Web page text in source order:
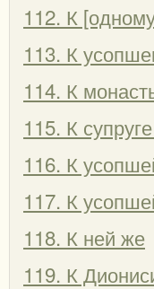
112. К
113. К
114. К
115. К
116. К
117. К
118. К ней же
119. К